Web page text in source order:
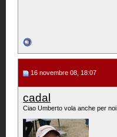
16 novembre 08, 18:07
cadal
Ciao Umberto vola anche per noi.